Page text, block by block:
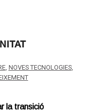
, NOVES TECNOLOGIES,
la transició